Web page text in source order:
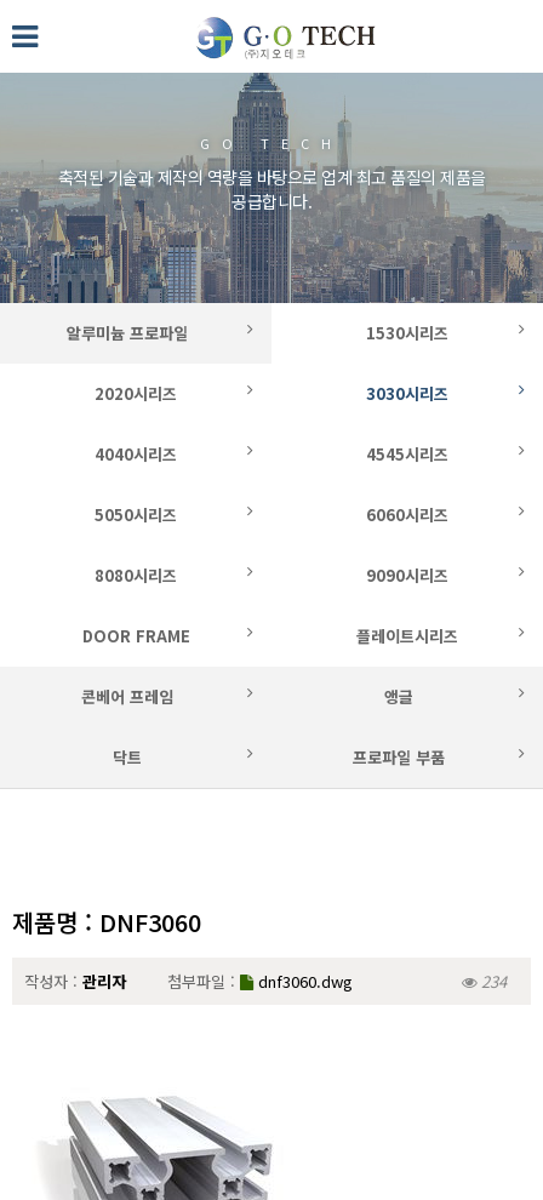
GO TECH
축적된 기술과 제작의 역량을 바탕으로 업계 최고 품질의 제품을
공급합니다.
알루미늄 프로파일 1530시리즈
2020시리즈 3030시리즈
4040시리즈 4545시리즈
5050시리즈 6060시리즈
8080시리즈 9090시리즈
DOOR FRAME 플레이트시리즈
콘베어 프레임 앵글
닥트 프로파일 부품
제품명 : DNF3060
작성자 : 관리자 첨부파일 : dnf3060.dwg 234